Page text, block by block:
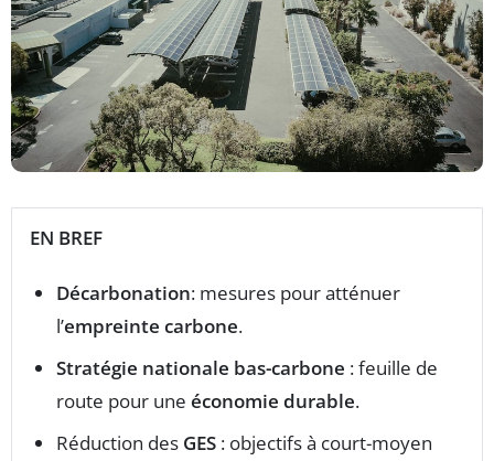
EN BREF
Décarbonation: mesures pour atténuer
l’empreinte carbone.
Stratégie nationale bas-carbone : feuille de
route pour une économie durable.
Réduction des GES : objectifs à court-moyen